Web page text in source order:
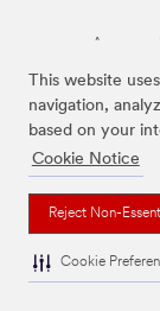
This website
navigation,
based on your
Cookie Notice
Reject Non-
Cookie
As